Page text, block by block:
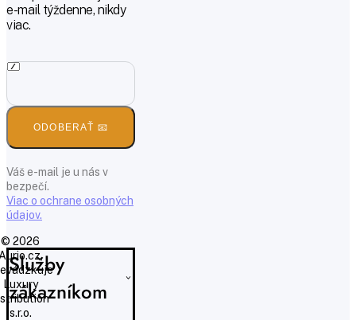
Služby
zákazníkom
e-mail týždenne, nikdy
viac.
ODOBERAŤ 📧
Váš e-mail je u nás v
bezpečí.
Viac o ochrane osobných
údajov.
© 2026
Luxury
s.r.o.